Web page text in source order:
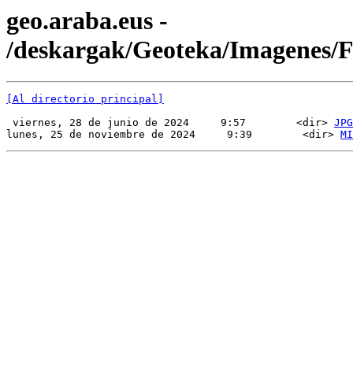
geo.araba.eus -
/deskargak/Geoteka/Imagenes/
[Al directorio principal]
viernes, 28 de junio de 2024     9:57        <dir> JPG
lunes, 25 de noviembre de 2024     9:39        <dir>